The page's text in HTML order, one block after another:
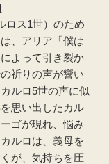
ロス1世）のため
、アリア「僕は
よって引き裂か
祈りの声が響い
ルロ5世の声に似
思い出したカル
ゴが現れ、悩み
ルロは、義母を
が、気持ちを圧